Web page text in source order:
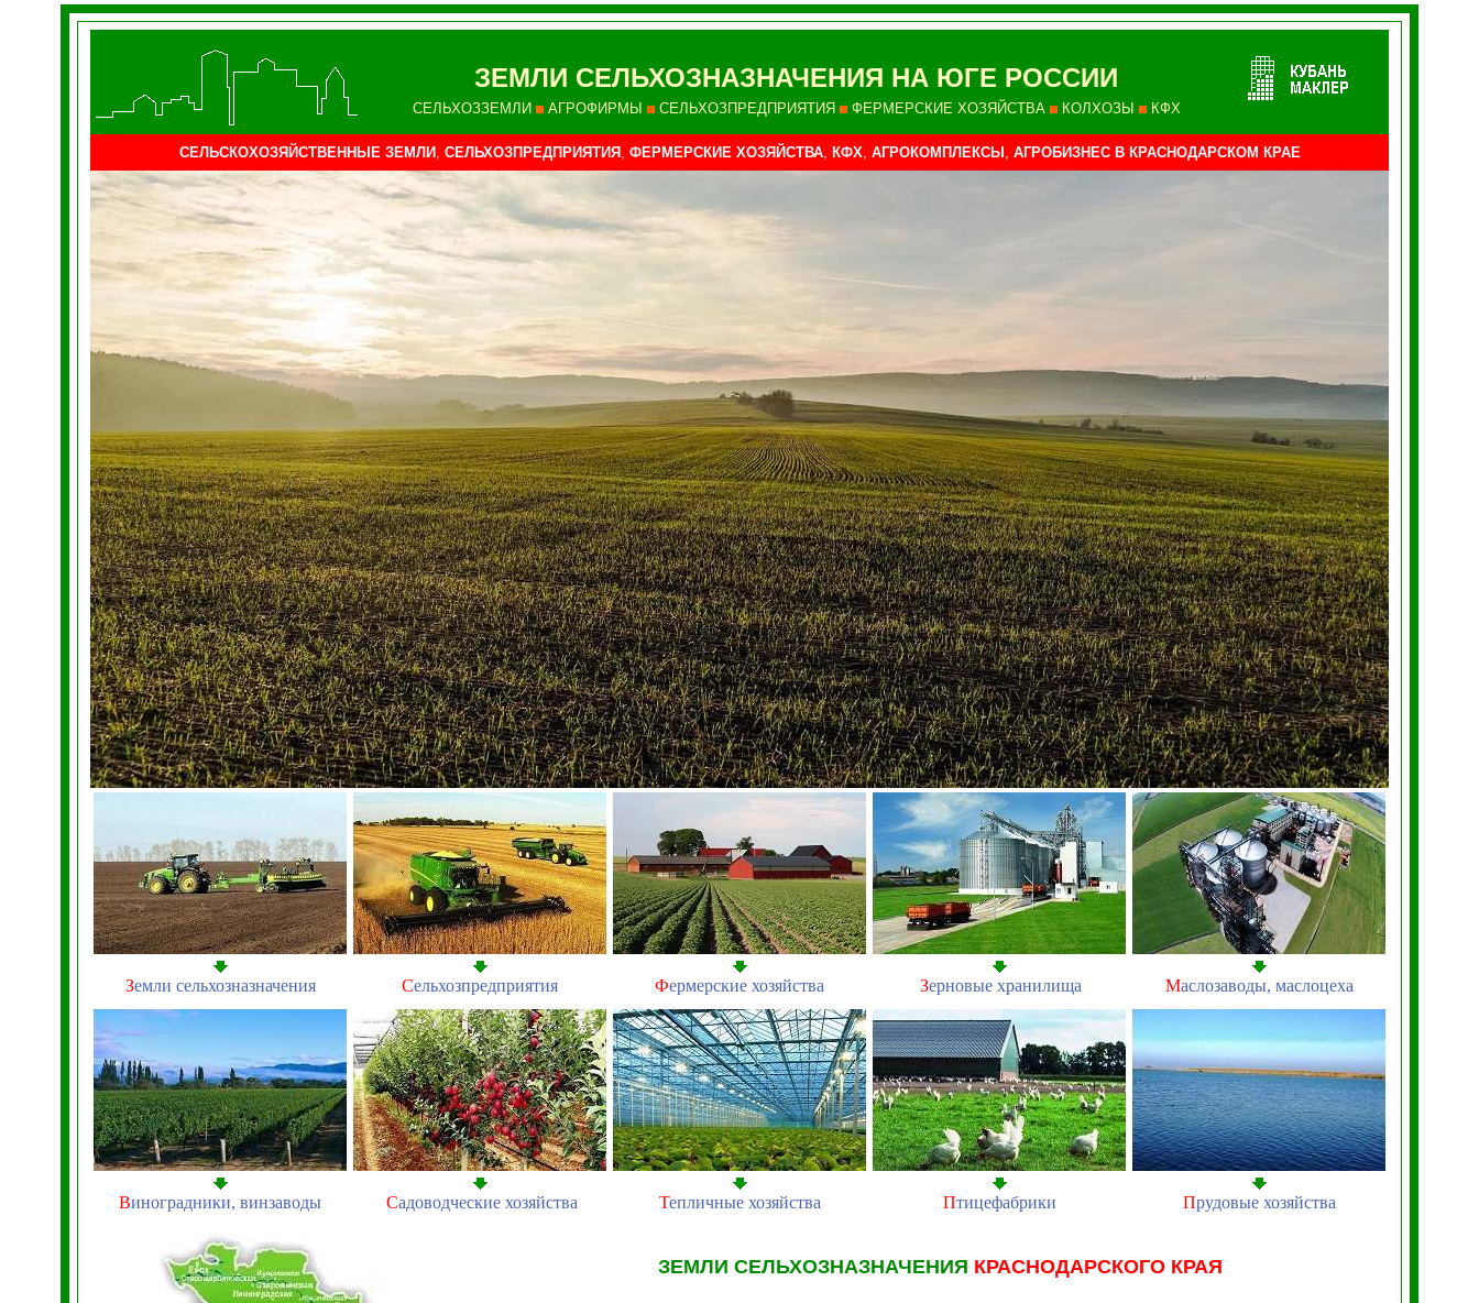
ЗЕМЛИ СЕЛЬХОЗНАЗНАЧЕНИЯ НА ЮГЕ РОССИИ
СЕЛЬХОЗЗЕМЛИ АГРОФИРМЫ СЕЛЬХОЗПРЕДПРИЯТИЯ ФЕРМЕРСКИЕ ХОЗЯЙСТВА КОЛХОЗЫ КФХ
СЕЛЬСКОХОЗЯЙСТВЕННЫЕ ЗЕМЛИ , СЕЛЬХОЗПРЕДПРИЯТИЯ , ФЕРМЕРСКИЕ ХОЗЯЙСТВА, КФХ, АГРОКОМПЛЕКСЫ , АГРОБИЗНЕС В КРАСНОДАРСКОМ КРАЕ
Земли сельхозназначения Сельхозпредприятия Фермерские хозяйства Зерновые хранилища Маслозаводы, маслоцеха
Виноградники, винзаводы Садоводческие хозяйства Тепличные хозяйства Птицефабрики Прудовые хозяйства
ЗЕМЛИ СЕЛЬХОЗНАЗНАЧЕНИЯ КРАСНОДАРСКОГО КРАЯ